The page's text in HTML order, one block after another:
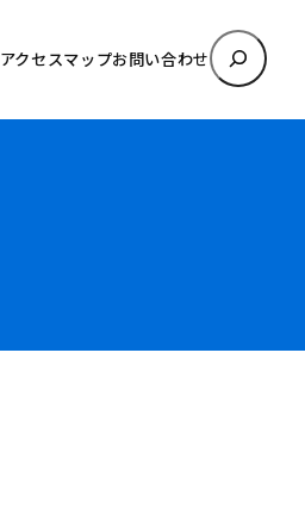
アクセスマップお問い合わせ
検
索